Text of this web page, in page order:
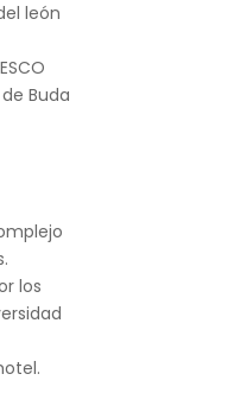
león
Buda
los